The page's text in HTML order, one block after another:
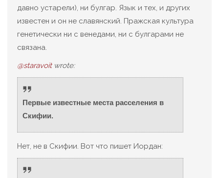
давно устарели), ни булгар. Язык и тех, и других
известен и он не славянский. Пражская культура
генетически ни с венедами, ни с булгарами не
связана.
@staravoitwrote:
Первые известные места расселения в
Скифии.
Нет, не в Скифии. Вот что пишет Иордан: